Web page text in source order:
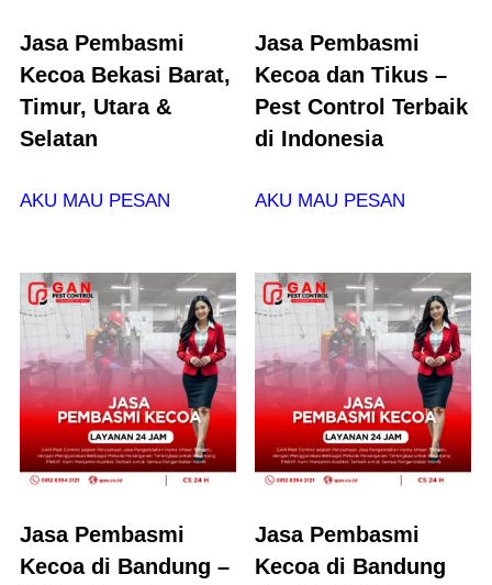
Jasa Pembasmi
Kecoa Bekasi Barat,
Timur, Utara &
Selatan
AKU MAU PESAN
Jasa Pembasmi
Kecoa dan Tikus –
Pest Control Terbaik
di Indonesia
AKU MAU PESAN
Jasa Pembasmi
Kecoa di Bandung –
Jasa Pembasmi
Kecoa di Bandung